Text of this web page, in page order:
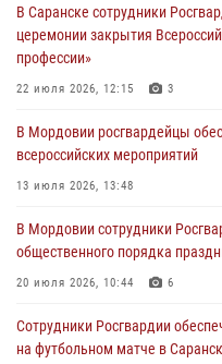
участие в празднествах,
Фёдора Ушакова
06 августа 2026, 08:14
повредившего имущество в
06 августа 2026, 07:03
незамедлительно
05 августа 2026, 15:04
подозреваемого в причинении
05 августа 2026, 12:34
В Саранске сотрудники
церемонии закрытия
профессии»
22 июля 2026, 12:15 3
В Мордовии росгвардейцы
всероссийских мероприятий
13 июля 2026, 13:48
В Мордовии сотрудники
общественного порядка
20 июля 2026, 10:44 6
Сотрудники Росгвардии
на футбольном матче в